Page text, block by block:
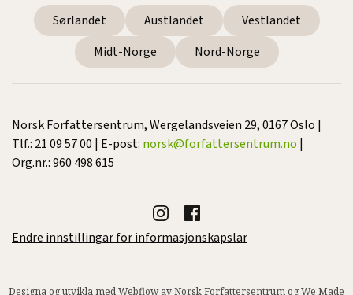
Sørlandet Austlandet
Vestlandet
Midt-Norge
Nord-Norge
Norsk Forfattersentrum, Wergelandsveien 29, 0167 Oslo |
Tlf.: 21 09 57 00 | E-post: norsk@forfattersentrum.no |
Org.nr.: 960 498 615
Endre innstillingar for informasjonskapslar
Designa og utvikla med Webflow av Norsk Forfattersentrum ogWe Made